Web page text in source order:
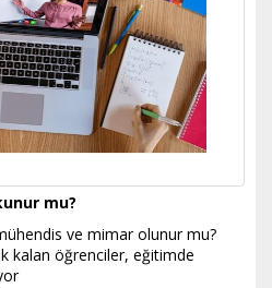
mu?
ve mimar olunur mu?
kalan öğrenciler, eğitimde